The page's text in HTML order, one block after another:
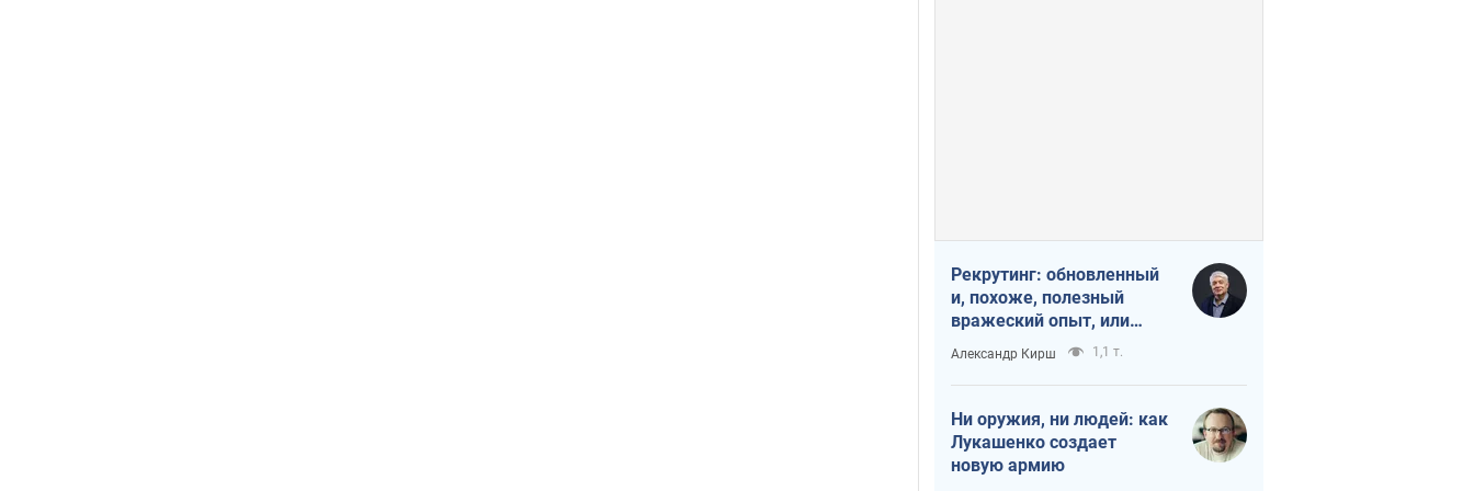
Рекрутинг: обновленный
и, похоже, полезный
вражеский опыт, или
Диалектика
требовательной трусости
Александр Кирш 1,1 т.
Ни оружия, ни людей: как
Лукашенко создает
новую армию